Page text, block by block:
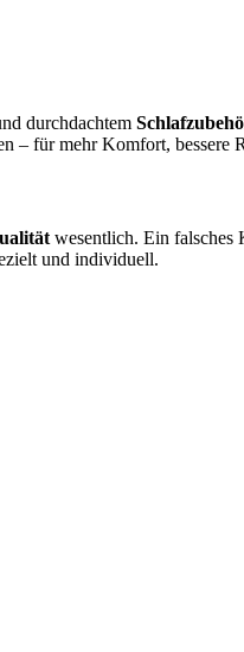
durchdachtem
– für mehr Komfort, bessere
wesentlich. Ein falsches
und individuell.